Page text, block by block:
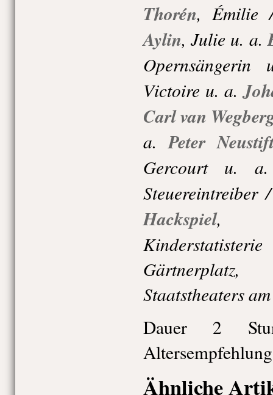
Thorén, Émilie
Aylin,Julie u. a.
Opernsängerin
Victoire u. a.
Carl van
a. Peter
Gercourt u. a.
Steuereintreiber
Hackspiel
Staatstheaters
Dauer 2
Ähnliche